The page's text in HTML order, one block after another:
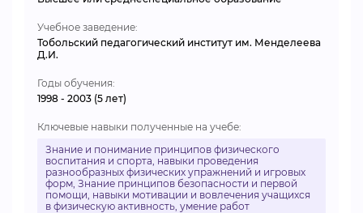
Учебное заведение:
Тобольский педагогический институт им. Менделеева
Д.И.
Годы обучения:
1998 - 2003 (5 лет)
Ключевые навыки полученные на учебе:
Знание и понимание принципов физического
воспитания и спорта, навыки проведения
разнообразных физических упражнений и игровых
форм, Знание принципов безопасности и первой
помощи, навыки мотивации и вовлечения учащихся
в физическую активность, умение работ